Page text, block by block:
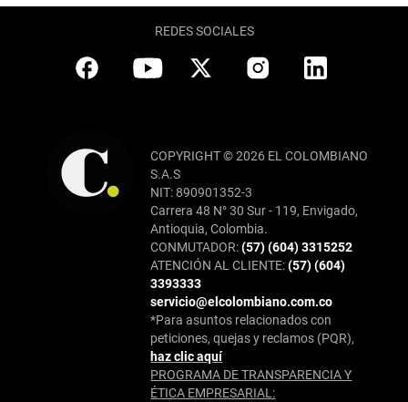
REDES SOCIALES
COPYRIGHT © 2026 EL COLOMBIANO
S.A.S
NIT: 890901352-3
Carrera 48 N° 30 Sur - 119, Envigado,
Antioquia, Colombia.
CONMUTADOR:(57) (604) 3315252
ATENCIÓN AL CLIENTE:(57) (604)
3393333
servicio@elcolombiano.com.co
*Para asuntos relacionados con
peticiones, quejas y reclamos (PQR),
haz clic aquí
PROGRAMA DE TRANSPARENCIA Y
ÉTICA EMPRESARIAL: